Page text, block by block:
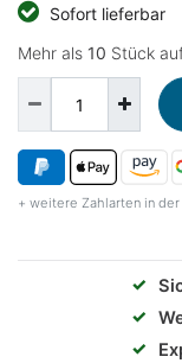
Sofort lieferbar
Mehr als 10 Stück
+ weitere Zahlarten in der
✓
✓
✓